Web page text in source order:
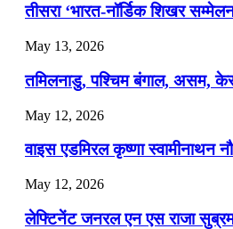
July 22, 2026
📝 डेली करेंट अफेयर्स: 19-21
July 19, 2026
📝 डेली करेंट अफेयर्स: 16-18
तीसरा ‘भारत-नॉर्डिक शिखर
May 13, 2026
तमिलनाडु, पश्चिम बंगाल, असम,
May 12, 2026
वाइस एडमिरल कृष्णा स्वामीनाथन
May 12, 2026
लेफ्टिनेंट जनरल एन एस राजा